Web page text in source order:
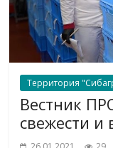
Территория
Вестник
свежести и